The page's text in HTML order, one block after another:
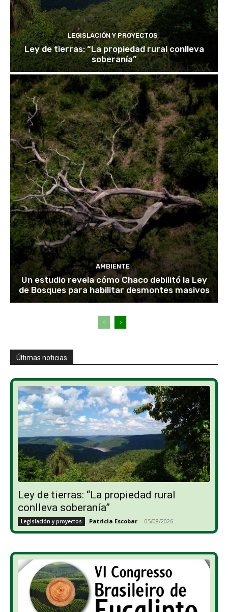
LEGISLACIÓN Y PROYECTOS
Ley de tierras: “La propiedad rural conlleva
soberanía”
AMBIENTE
Un estudio revela cómo Chaco debilitó la Ley
de Bosques para habilitar desmontes masivos
Últimas noticias
Ley de tierras: “La propiedad rural
conlleva soberanía”
Legislación y proyectos Patricia Escobar - 05/08/2026